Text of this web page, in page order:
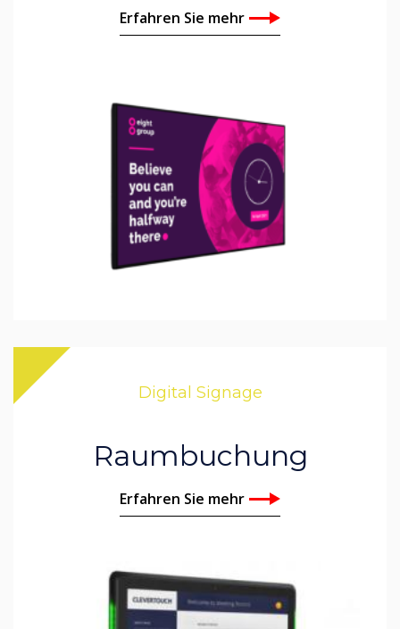
Erfahren Sie mehr
Digital Signage
Raumbuchung
Erfahren Sie mehr